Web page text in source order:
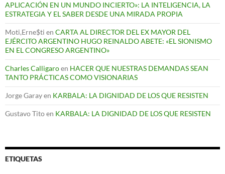
APLICACIÓN EN UN MUNDO INCIERTO»: LA INTELIGENCIA, LA
ESTRATEGIA Y EL SABER DESDE UNA MIRADA PROPIA
Moti,Erne$ti en CARTA AL DIRECTOR DEL EX MAYOR DEL
EJÉRCITO ARGENTINO HUGO REINALDO ABETE: «EL SIONISMO
EN EL CONGRESO ARGENTINO»
Charles Calligaroen HACER QUE NUESTRAS DEMANDAS SEAN
TANTO PRÁCTICAS COMO VISIONARIAS
Jorge Garayen KARBALA: LA DIGNIDAD DE LOS QUE RESISTEN
Gustavo Titoen KARBALA: LA DIGNIDAD DE LOS QUE RESISTEN
ETIQUETAS